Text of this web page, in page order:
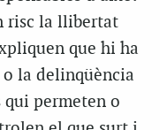
risc la llibertat
que hi ha
la delinqüència
permeten o